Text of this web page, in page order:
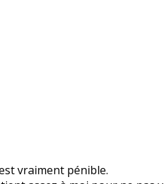
vraiment pénible.